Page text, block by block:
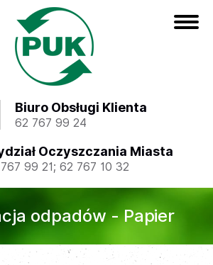
Biuro Obsługi Klienta
62 767 99 24
Oczyszczania Miasta
99 21; 62 767 10 32
odpadów - Papier